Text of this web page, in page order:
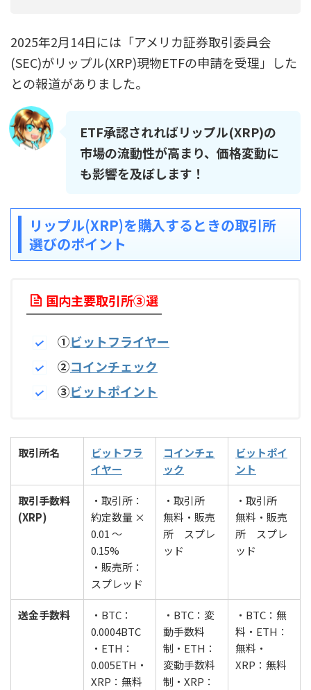
2025年2月14日には「アメリカ証券取引委員会
(SEC)がリップル(XRP)現物ETFの申請を受理」した
との報道がありました。
ETF承認されればリップル(XRP)の
市場の流動性が高まり、価格変動に
も影響を及ぼします！
リップル(XRP)を購入するときの取引所
選びのポイント
国内主要取引所③選
①ビットフライヤー
②コインチェック
③ビットポイント
取引所名
ビットフラ
イヤー
コインチェ
ック
ビットポイ
ント
取引手数料
(XRP)
・取引所：
約定数量 ×
0.01 ～
0.15%
・販売所：
スプレッド
・取引所
無料・販売
所 スプレ
ッド
・取引所
無料・販売
所 スプレ
ッド
送金手数料
・BTC：
0.0004BTC
・ETH：
0.005ETH・
XRP：無料
・BTC：変
動手数料
制・ETH：
変動手数料
制・XRP：
・BTC：無
料・ETH：
無料・
XRP：無料